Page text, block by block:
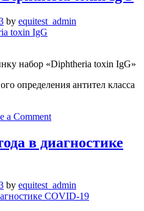
ЕС
by equitest_admin
набор «Diphtheria toxin IgG»
определения антител класса
a Commenton
EQUI
Diphtheria
в диагностике
by equitest_admin